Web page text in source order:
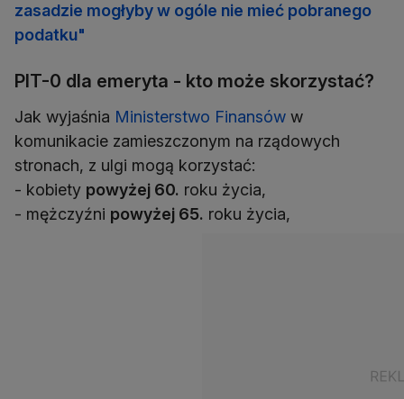
zasadzie mogłyby w ogóle nie mieć pobranego
podatku"
PIT-0 dla emeryta - kto może skorzystać?
Jak wyjaśnia Ministerstwo Finansów w
komunikacie zamieszczonym na rządowych
stronach, z ulgi mogą korzystać:
- kobiety powyżej 60. roku życia,
- mężczyźni powyżej 65. roku życia,